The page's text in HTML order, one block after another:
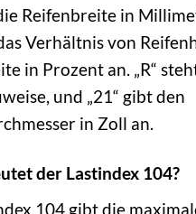
Reifenbreite in
Verhältnis von
in Prozent an. „R“
und „21“ gibt den
in Zoll an.
der Lastindex 104?
104 gibt die